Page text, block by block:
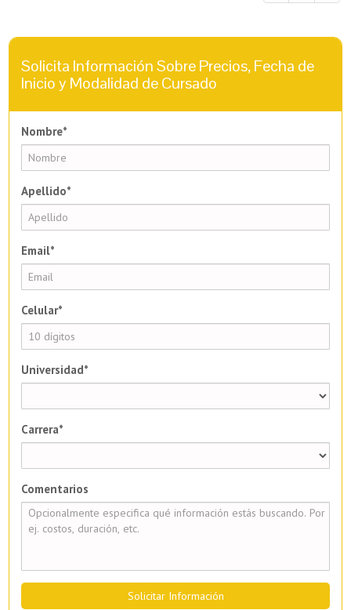
Solicita Información Sobre Precios, Fecha de
Inicio y Modalidad de Cursado
Nombre*
Apellido*
Email*
Celular*
Universidad*
Carrera*
Comentarios
Solicitar Información